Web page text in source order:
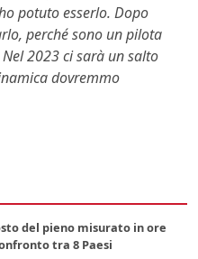
potuto esserlo. Dopo
perché sono un pilota
2023 ci sarà un salto
dovremmo
del pieno misurato in ore
tra 8 Paesi